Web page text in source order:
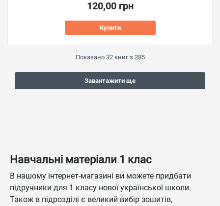
120,00 грн
Купити
Показано 32книг з 285
Завантажити ще
Навчальні матеріали 1 клас
В нашому інтернет-магазині ви можете придбати
підручники для 1 класу нової української школи.
Також в підрозділі є великий вибір зошитів,